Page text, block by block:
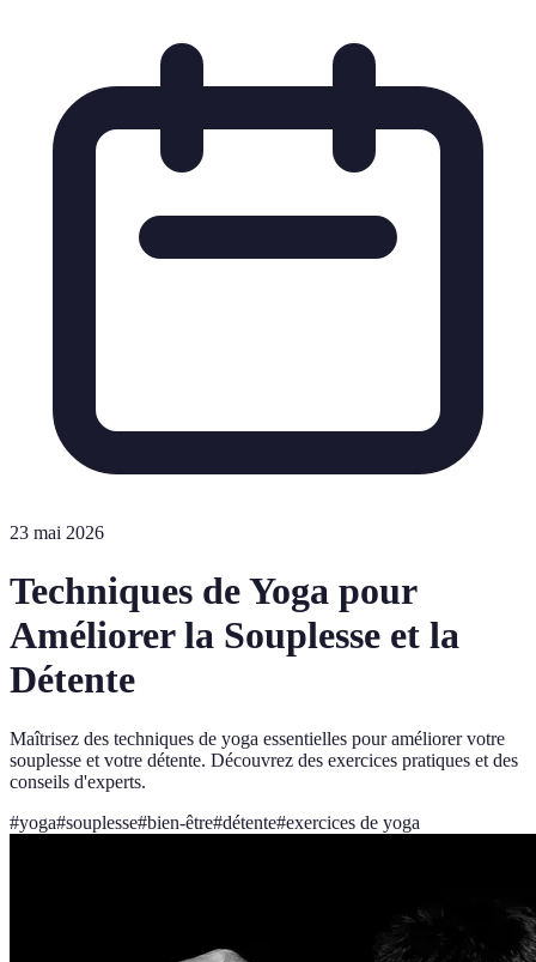
23 mai 2026
Techniques de Yoga pour
Améliorer la Souplesse et la
Détente
Maîtrisez des techniques de yoga essentielles pour améliorer votre
souplesse et votre détente. Découvrez des exercices pratiques et des
conseils d'experts.
#yoga#souplesse#bien-être#détente#exercices de yoga